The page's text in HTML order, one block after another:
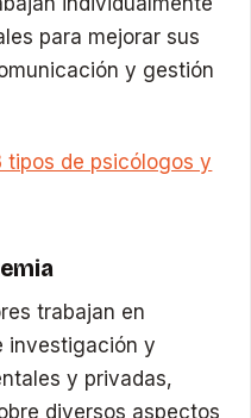
para mejorar sus
y gestión
tipos de psicólogos y
trabajan en
investigación y
y privadas,
diversos aspectos